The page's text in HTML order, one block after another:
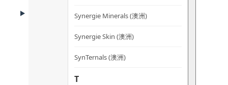
Synergie Minerals (澳洲)
Synergie Skin (澳洲)
SynTernals (澳洲)
T